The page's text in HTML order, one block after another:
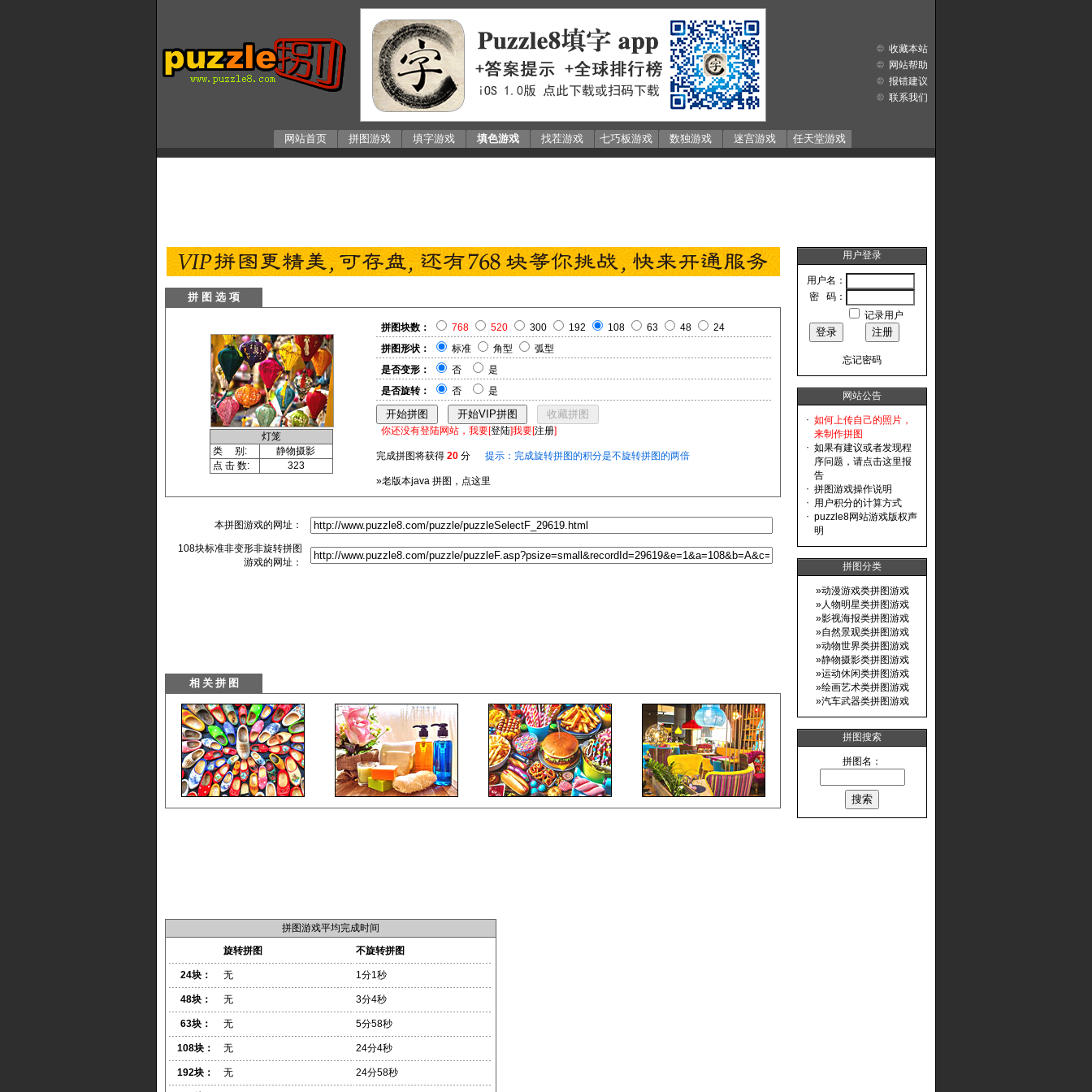
网站首页 拼图游戏 填字游戏 填色游戏 找茬游戏 七巧板游戏 数独游戏 迷宫游戏 任天堂游戏
收藏本站
网站帮助
报错建议
联系我们
拼 图 选 项
灯笼
类 别:
静物摄影
点 击 数:
323
拼图块数： 768 520 300 192 108 63 48
24
拼图形状：
标准 角型
弧型
是否变形：
否
是
是否旋转：
否 是
你还没有登陆网站，我要[登陆]我要[注册]
完成拼图将获得 20 分 提示：完成旋转拼图的积分是不旋转拼图的两倍
»老版本java 拼图，点这里
本拼图游戏的网址：
108块标准非变形非旋转拼图
游戏的网址：
拼图游戏平均完成时间
旋转拼图
不旋转拼图
24块： 无 1分1秒
48块： 无 3分4秒
63块： 无 5分58秒
108块： 无 24分4秒
192块： 无 24分58秒
用户登录
用户名：
密 码：
记录用户
忘记密码
网站公告
· 如何上传自己的照片，
来制作拼图
· 如果有建议或者发现程
序问题，请点击这里报
告
· 拼图游戏操作说明
· 用户积分的计算方式
· puzzle8网站游戏版权声
明
拼图分类
»动漫游戏类拼图游戏
»人物明星类拼图游戏
»影视海报类拼图游戏
»自然景观类拼图游戏
»动物世界类拼图游戏
»静物摄影类拼图游戏
»运动休闲类拼图游戏
»绘画艺术类拼图游戏
»汽车武器类拼图游戏
拼图搜索
拼图名：